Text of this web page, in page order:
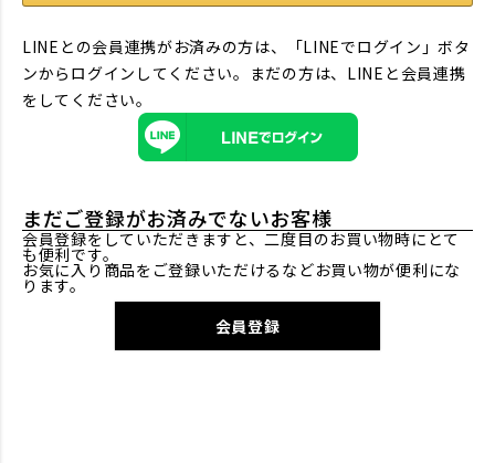
LINEとの会員連携がお済みの方は、「LINEでログイン」ボタ
ンからログインしてください。まだの方は、 LINEと会員連携
をしてください。
まだご登録がお済みでないお客様
会員登録をしていただきますと、二度目のお買い物時にとて
も便利です。
お気に入り商品をご登録いただけるなどお買い物が便利にな
ります。
会員登録